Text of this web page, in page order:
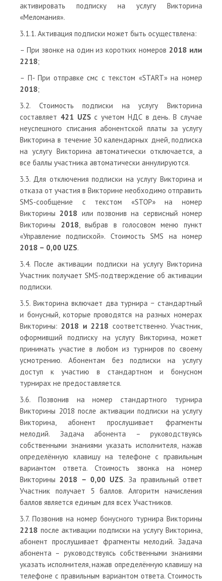
активировать подписку на услугу Викторина
«Меломания».
3.1.1. Активация подписки может быть осуществлена:
– При звонке на один из коротких номеров 2018 или
2218;
– П- При отправке смс с текстом «START» на номер
2018;
3.2. Стоимость подписки на услугу Викторина
составляет 421 UZS с учетом НДС в день. В случае
неуспешного списания абонентской платы за услугу
Викторина в течение 30 календарных дней, подписка
на услугу Викторина автоматически отключается, а
все баллы участника автоматически аннулируются.
3.3. Для отключения подписки на услугу Викторина и
отказа от участия в Викторине необходимо отправить
SMS-сообщение с текстом «STOP» на номер
Викторины 2018 или позвонив на сервисный номер
Викторины 2018, выбрав в голосовом меню пункт
«Управление подпиской». Стоимость SMS на номер
2018 – 0,00 UZS.
3.4. После активации подписки на услугу Викторина
Участник получает SMS-подтверждение об активации
подписки.
3.5. Викторина включает два турнира − стандартный
и бонусный, которые проводятся на разных номерах
Викторины: 2018 и 2218 соответственно. Участник,
оформивший подписку на услугу Викторина, может
принимать участие в любом из турниров по своему
усмотрению. Абонентам без подписки на услугу
доступ к участию в стандартном и бонусном
турнирах не предоставляется.
3.6. Позвонив на номер стандартного турнира
Викторины 2018 после активации подписки на услугу
Викторина, абонент прослушивает фрагменты
мелодий. Задача абонента – руководствуясь
собственными знаниями указать исполнителя, нажав
определённую клавишу на телефоне с правильным
вариантом ответа. Стоимость звонка на номер
Викторины 2018 – 0,00 UZS. За правильный ответ
Участник получает 5 баллов. Алгоритм начисления
баллов является единым для всех Участников.
3.7. Позвонив на номер бонусного турнира Викторины
2218 после активации подписки на услугу Викторина,
абонент прослушивает фрагменты мелодий. Задача
абонента – руководствуясь собственными знаниями
указать исполнителя, нажав определённую клавишу на
телефоне с правильным вариантом ответа. Стоимость